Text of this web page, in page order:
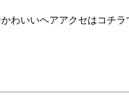
わいいヘアアクセはコチ